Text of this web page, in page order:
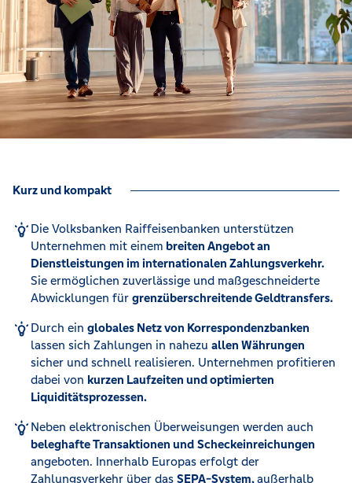
Kurz und kompakt
Die Volksbanken Raiffeisenbanken unterstützen
Unternehmen mit einem breiten Angebot an
Dienstleistungen im internationalen Zahlungsverkehr.
Sie ermöglichen zuverlässige und maßgeschneiderte
Abwicklungen für grenzüberschreitende Geldtransfers.
Durch ein globales Netz von Korrespondenzbanken
lassen sich Zahlungen in nahezu allen Währungen
sicher und schnell realisieren. Unternehmen profitieren
dabei von kurzen Laufzeiten und optimierten
Liquiditätsprozessen.
Neben elektronischen Überweisungen werden auch
beleghafte Transaktionen und Scheckeinreichungen
angeboten. Innerhalb Europas erfolgt der
Zahlungsverkehr über das SEPA-System,außerhalb